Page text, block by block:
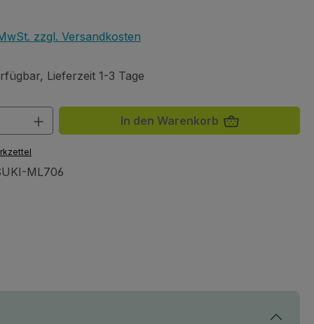
zzgl. Versandkosten
Lieferzeit 1-3 Tage
Anzahl: Gib den gewünschten Wert
In den Warenkorb
ML706